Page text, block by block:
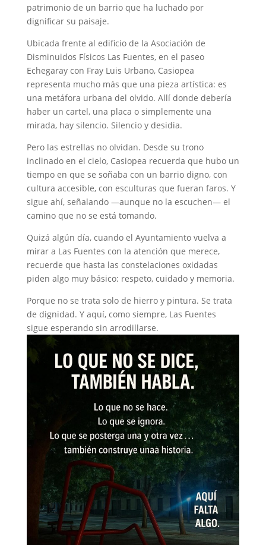
patrimonio de un barrio que ha luchado por
dignificar su paisaje.
Ubicada frente al edificio de la Asociación de
Disminuidos Físicos Las Fuentes, en el paseo
Echegaray con Fray Luis Urbano, Casiopea
representa mucho más que una pieza artística: es
una metáfora urbana del olvido. Allí donde debería
haber un cartel, una placa o simplemente una
mirada, hay silencio. Silencio y desidia.
Pero las estrellas no olvidan. Desde su trono
inclinado en el cielo, Casiopea recuerda que hubo un
tiempo en que se soñaba con un barrio digno, con
cultura accesible, con esculturas que fueran faros. Y
sigue ahí, señalando —aunque no la escuchen— el
camino que no se está tomando.
Quizá algún día, cuando el Ayuntamiento vuelva a
mirar a Las Fuentes con la atención que merece,
recuerde que hasta las constelaciones oxidadas
piden algo muy básico: respeto, cuidado y memoria.
Porque no se trata solo de hierro y pintura. Se trata
de dignidad. Y aquí, como siempre, Las Fuentes
sigue esperando sin arrodillarse.